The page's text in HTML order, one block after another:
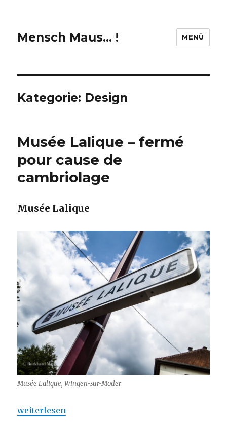
Mensch Maus… ! MENÜ
Kategorie: Design
Musée Lalique – fermé
pour cause de
cambriolage
Musée Lalique
Musée Lalique, Wingen-sur-Moder
„Musée Lalique – fermé pour cause de
weiterlesen